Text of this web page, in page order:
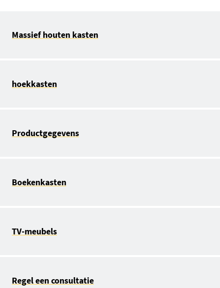
Massief houten kasten
hoekkasten
Productgegevens
Boekenkasten
TV-meubels
Regel een consultatie